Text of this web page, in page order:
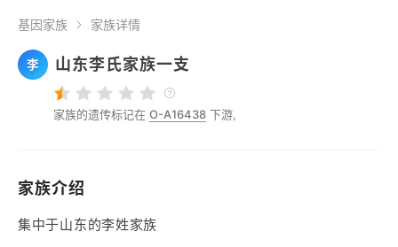
基因家族 家族详情
李 山东李氏家族一支
家族的遗传标记在 O-A16438 下游,
家族介绍
集中于山东的李姓家族